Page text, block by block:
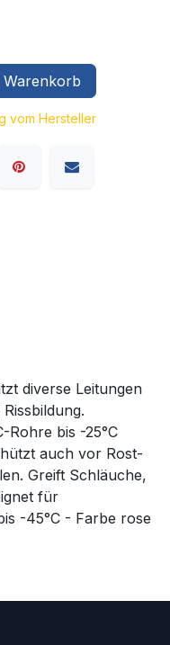
Warenkorb
vom Hersteller
diverse Leitungen
Rohre bis -25°C
auch vor Rost-
Greift Schläuche,
für
-45°C - Farbe rose